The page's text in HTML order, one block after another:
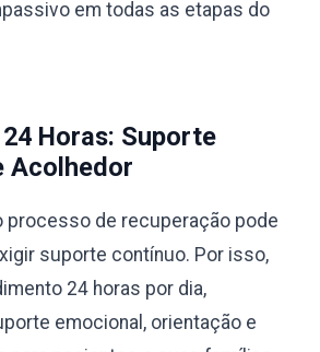
em todas as etapas do
Horas: Suporte
Acolhedor
processo de recuperação pode
suporte contínuo. Por isso,
24 horas por dia,
emocional, orientação e